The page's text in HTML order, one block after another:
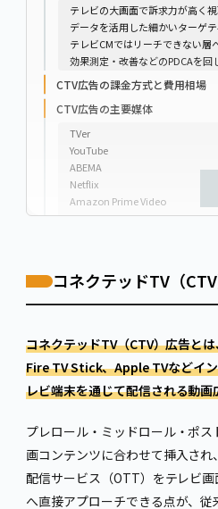
テレビの大画面で訴求力が高く
データを活用した細かいターゲ
テレビCMではリーチできない層
効果測定・改善などのPDCAを回
CTV広告の課金方式と費用相場
CTV広告の主要媒体
TVer
YouTube
ABEMA
Netflix
Amazon Prime Video
DAZN
テレビ画面に適したクリエイテ
テレビCMや他のデジタル広告と
CTV広告はどんな業種・商材と相
CTV広告はスマートフォンにも
CTV広告の出稿に代理店は必要？
コネクテッドTV（
コネクテッドTV（CTV）広告と
Fire TV Stick、Apple TVなどイ
レビ端末を通じて配信される動画
プレロール・ミッドロール・ポ
画コンテンツに合わせて挿入さ
配信サービス（OTT）をテレビ
へ直接アプローチできる点が、